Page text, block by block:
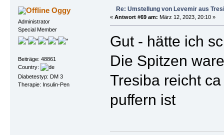
Oggy
Administrator
Special Member
Beiträge: 48861
Country:
Diabetestyp: DM 3
Therapie: Insulin-Pen
Re: Umstellung von Levemir aus
« Antwort #69 am: März 12, 2023, 20:10 »
Gut - hätte ich
Die Spitzen
Tresiba reicht
puffern ist